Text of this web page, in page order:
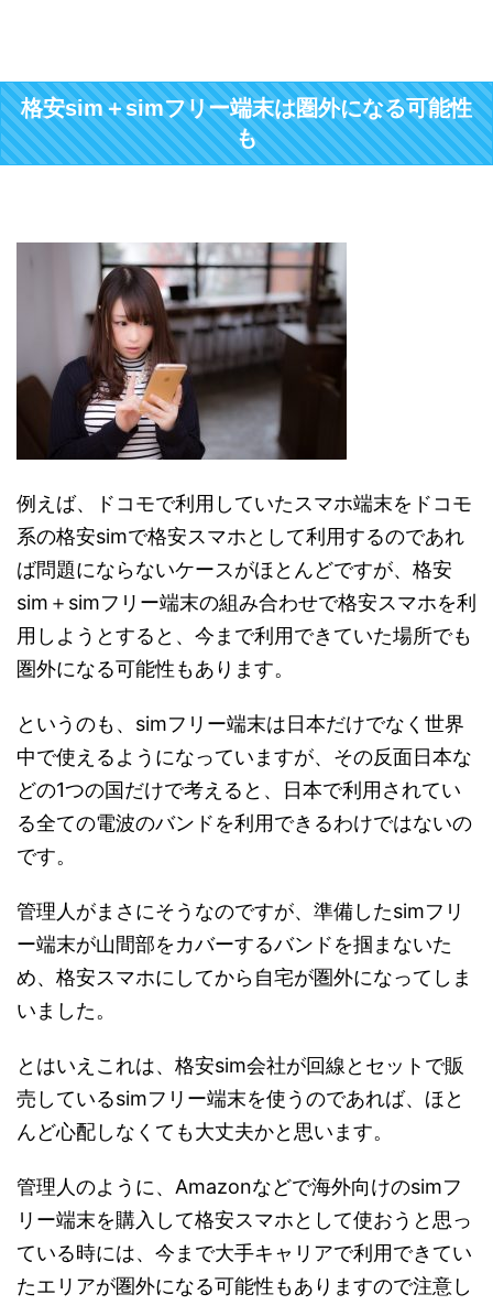
格安sim＋simフリー端末は圏外になる可能性
も
例えば、ドコモで利用していたスマホ端末をドコモ
系の格安simで格安スマホとして利用するのであれ
ば問題にならないケースがほとんどですが、格安
sim＋simフリー端末の組み合わせで格安スマホを利
用しようとすると、今まで利用できていた場所でも
圏外になる可能性もあります。
というのも、simフリー端末は日本だけでなく世界
中で使えるようになっていますが、その反面日本な
どの1つの国だけで考えると、日本で利用されてい
る全ての電波のバンドを利用できるわけではないの
です。
管理人がまさにそうなのですが、準備したsimフリ
ー端末が山間部をカバーするバンドを掴まないた
め、格安スマホにしてから自宅が圏外になってしま
いました。
とはいえこれは、格安sim会社が回線とセットで販
売しているsimフリー端末を使うのであれば、ほと
んど心配しなくても大丈夫かと思います。
管理人のように、Amazonなどで海外向けのsimフ
リー端末を購入して格安スマホとして使おうと思っ
ている時には、今まで大手キャリアで利用できてい
たエリアが圏外になる可能性もありますので注意し